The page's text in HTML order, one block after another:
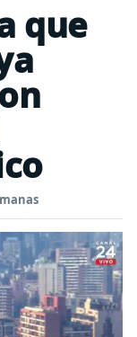
que